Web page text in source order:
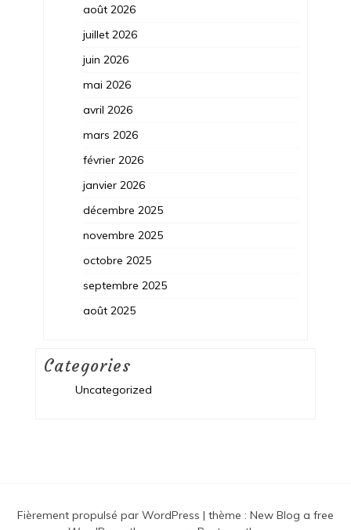
août 2026
juillet 2026
juin 2026
mai 2026
avril 2026
mars 2026
février 2026
janvier 2026
décembre 2025
novembre 2025
octobre 2025
septembre 2025
août 2025
Categories
Uncategorized
Fièrement propulsé par WordPress | thème : New Blog a free